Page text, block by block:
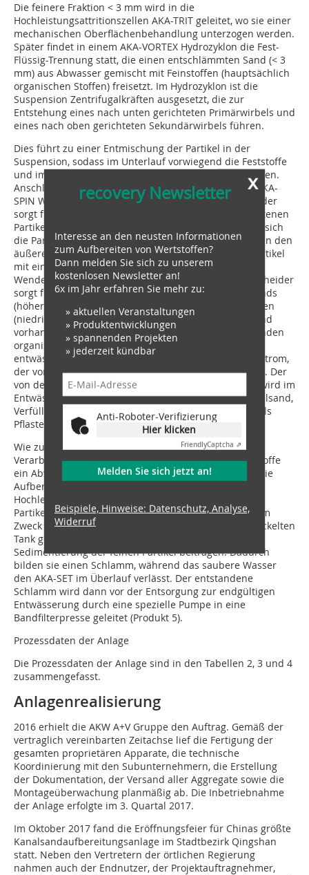
Die feinere Fraktion < 3 mm wird in die
Hochleistungsattritionszellen AKA-TRIT geleitet, wo sie einer
mechanischen Oberflächenbehandlung unterzogen werden.
Später findet in einem AKA-VORTEX Hydrozyklon die Fest-
Flüssig-Trennung statt, die einen entschlämmten Sand (< 3
mm) aus Abwasser gemischt mit Feinstoffen (hauptsächlich
organischen Stoffen) freisetzt. Im Hydrozyklon ist die
Suspension Zentrifugalkräften ausgesetzt, die zur
Entstehung eines nach unten gerichteten Primärwirbels und
eines nach oben gerichteten Sekundärwirbels führen.
Dies führt zu einer Entmischung der Partikel in der
Suspension, sodass im Unterlauf vorwiegend die Feststoffe
und im Überlauf die Flüssigfraktion ausgetragen werden.
Anschließend wird der Unterlauf von oben auf den AKA-
SPIN Wendelscheider aufgegeben. Der Wendelschneider
sorgt für eine Trennung der in der Suspension enthaltenen
Partikel gemäß ihrer Dichte. Auf diese Weise reichern sich
die Partikel mit einer niedrigeren spezifischen Dichte in den
äußeren Bereichen der Strömung an, während die Partikel
mit einer höheren spezifischen Dichte zur Mitte des
Wendelscheiders transportiert werden. Der Wendelscheider
sorgt für eine ordentliche Trennung des sauberen Sands
(höhere spezifische Dichte) von den organischen Stoffen
(niedrigere spezifische Dichte), die noch immer im Sand
vorhanden sein könnten. Die von der Wendel kommenden
organischen Stoffe werden auf einem Taumelsieb
entwässert und dann mit dem anderen organischen Strom,
der von der Kiesaufbereitungslinie kommt, kombiniert. Der
von der Wendel kommende Sand < 3 mm (Produkt 4) wird im
Entwässerungssieb entwässert und kann z.B. für Kabelsand,
Verfüllung von Abwasserrohren, im Landschaftsbau, als
Pflastersand oder in Betonwerken verwendet werden.
Wie zuvor erwähnt, ist zusätzlich zu den
Verarbeitungsstufen für Kies, Sand und organische Stoffe
ein Abwasser- und Schlammaufbereitungssystem in die
Aufbereitungsanlage integriert. Der
Hochleistungskläreindicker AKA-SET soll den feinen
Partikelinhalt im Prozesswasser minimieren. Zu diesem
Zweck werden Flockungsmittel in einen speziell entwickelten
Tank gegeben, wo sie zur Agglomeration und
Sedimentierung der feinen Partikel beitragen. Dadurch
bilden sie einen Schlamm, während das saubere Wasser
den AKA-SET im Überlauf verlässt. Der entstandene
Schlamm wird dann vor der Entsorgung zur endgültigen
Entwässerung durch eine spezielle Pumpe in eine
Bandfilterpresse geleitet (Produkt 5).
Prozessdaten der Anlage
Die Prozessdaten der Anlage sind in den Tabellen 2, 3 und 4
zusammengefasst.
Anlagenrealisierung
2016 erhielt die AKW A+V Gruppe den Auftrag. Gemäß der
vertraglich vereinbarten Zeitachse lief die Fertigung der
gesamten proprietären Apparate, die technische
Koordinierung mit den Subunternehmern, die Erstellung
der Dokumentation, der Versand aller Aggregate sowie die
Montageüberwachung planmäßig ab. Die Inbetriebnahme
der Anlage erfolgte im 3. Quartal 2017.
Im Oktober 2017 fand die Eröffnungsfeier für Chinas größte
Kanalsandaufbereitungsanlage im Stadtbezirk Qingshan
statt. Neben den Vertretern der örtlichen Regierung
nahmen auch der Endnutzer, der Projektauftragnehmer,
x
recovery Newsletter
Interesse an den neusten Informationen
zum Aufbereiten von Wertstoffen?
Dann melden Sie sich zu unserem
kostenlosen Newsletter an!
6x im Jahr erfahren Sie mehr zu:
» aktuellen Veranstaltungen
» Produktentwicklungen
» spannenden Projekten
» jederzeit kündbar
Anti-Roboter-Verifizierung
Hier klicken
FriendlyCaptcha ⇗
Melden Sie sich jetzt an!
Beispiele, Hinweise: Datenschutz, Analyse,
Widerruf